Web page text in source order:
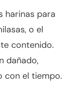
harinas para
o el
contenido.
dañado,
con el tiempo.